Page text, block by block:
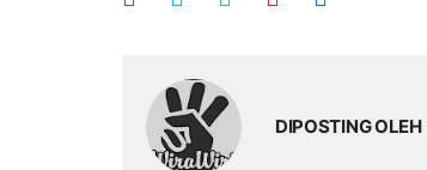
DIPOSTING OLEH